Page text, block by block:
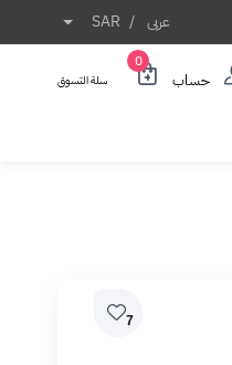
عربى /
SAR
حساب
0
سلة التسوق
7